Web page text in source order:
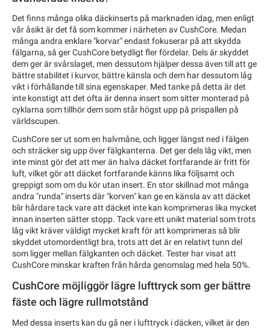
Det finns många olika däckinserts på marknaden idag, men enligt
vår åsikt är det få som kommer i närheten av CushCore. Medan
många andra enklare "korvar" endast fokuserar på att skydda
fälgarna, så ger CushCore betydligt fler fördelar. Dels är skyddet
dem ger är svårslaget, men dessutom hjälper dessa även till att ge
bättre stabilitet i kurvor, bättre känsla och dem har dessutom låg
vikt i förhållande till sina egenskaper. Med tanke på detta är det
inte konstigt att det ofta är denna insert som sitter monterad på
cyklarna som tillhör dem som står högst upp på prispallen på
världscupen.
CushCore ser ut som en halvmåne, och ligger längst ned i fälgen
och sträcker sig upp över fälgkanterna. Det ger dels låg vikt, men
inte minst gör det att mer än halva däcket fortfarande är fritt för
luft, vilket gör att däcket fortfarande känns lika följsamt och
greppigt som om du kör utan insert. En stor skillnad mot många
andra "runda" inserts där "korven" kan ge en känsla av att däcket
blir hårdare tack vare att däcket inte kan komprimeras lika mycket
innan inserten sätter stopp. Tack vare ett unikt material som trots
låg vikt kräver väldigt mycket kraft för att komprimeras så blir
skyddet utomordentligt bra, trots att det är en relativt tunn del
som ligger mellan fälgkanten och däcket. Tester har visat att
CushCore minskar kraften från hårda genomslag med hela 50%.
CushCore möjliggör lägre lufttryck som ger bättre
fäste och lägre rullmotstånd
Med dessa inserts kan du gå ner i lufttryck i däcken, vilket är den